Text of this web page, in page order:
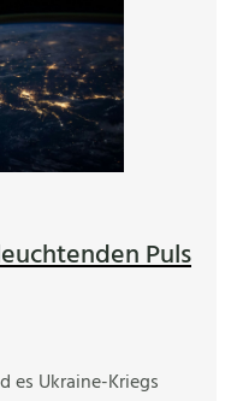
Puls
es Ukraine-Kriegs